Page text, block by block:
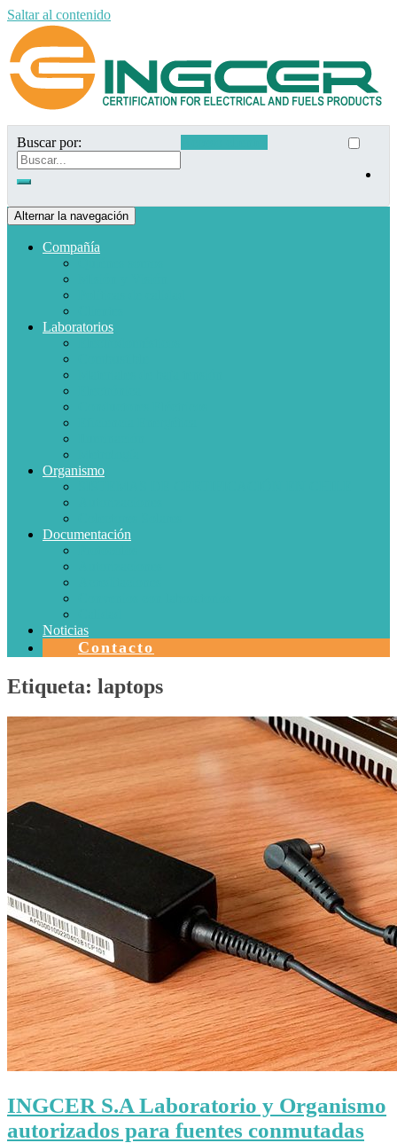
Saltar al contenido
Buscar por:
Alternar la navegación
Compañía
Laboratorios
Organismo
Documentación
Noticias
Contacto
Etiqueta: laptops
INGCER S.A Laboratorio y Organismo
autorizados para fuentes conmutadas